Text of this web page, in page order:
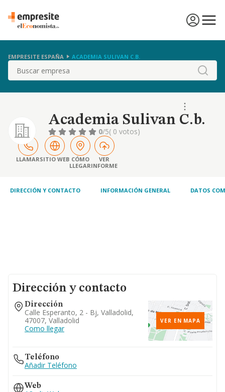
EMPRESITE ESPAÑA ACADEMIA SULIVAN C.B.
Buscar
Academia Sulivan C.b.
0/5( 0 votos)
LLAMARSITIO WEB CÓMO
LLEGAR
VER
INFORME
DIRECCIÓN Y CONTACTO INFORMACIÓN GENERAL DATOS
Dirección y contacto
Dirección
Calle Esperanto, 2 - Bj, Valladolid,
47007, Valladolid
Como llegar
VER EN MAPA
Teléfono
Añadir Teléfono
Web